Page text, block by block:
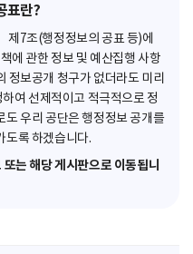
표란?
제7조(행정정보의 공표 등)에
에 관한 정보 및 예산집행 사항
정보공개 청구가 없더라도 미리
여 선제적이고 적극적으로 정
우리 공단은 행정정보 공개를
도록 하겠습니다.
는 해당 게시판으로 이동됩니